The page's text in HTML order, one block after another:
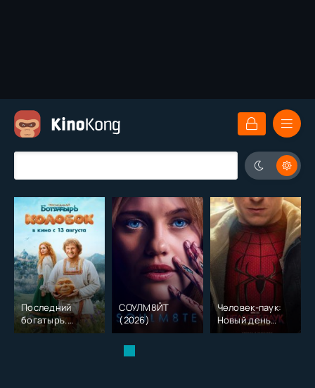
Последний
богатырь.
Колобок (2026)
СОУЛМ8ЙТ
(2026)
Человек-паук:
Новый день
(2026)